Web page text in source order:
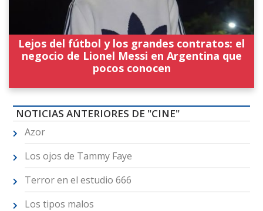
Lejos del fútbol y los grandes contratos: el
negocio de Lionel Messi en Argentina que
pocos conocen
NOTICIAS ANTERIORES DE "CINE"
Azor
Los ojos de Tammy Faye
Terror en el estudio 666
Los tipos malos